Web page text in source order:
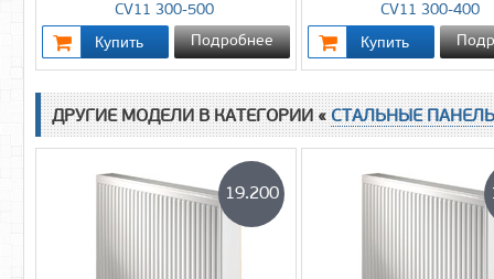
CV11 300-500
Подробнее
CV11 300-400
ДРУГИЕ МОДЕЛИ В КАТЕГОРИИ «СТАЛЬНЫЕ
19.200